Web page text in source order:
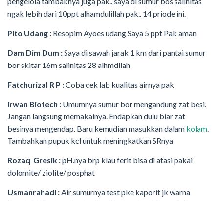
ngak lebih dari 10ppt alhamdulillah pak.. 14 priode ini.
Pito Udang : Resopim Ayoes udang Saya 5 ppt Pak aman
Dam Dim Dum :Saya di sawah jarak 1 km dari pantai sumur
bor skitar 16m salinitas 28 alhmdllah
Fatchurizal R P :Coba cek lab kualitas airnya pak
Irwan Biotech : Umumnya sumur bor mengandung zat besi.
Jangan langsung memakainya. Endapkan dulu biar zat
besinya mengendap. Baru kemudian masukkan dalam kolam.
Tambahkan pupuk kcl untuk meningkatkan SRnya
Rozaq Gresik :pH.nya brp klau ferit bisa di atasi pakai
dolomite/ ziolite/ posphat
Usmanrahadi :Air sumurnya test pke kaporit jk warna